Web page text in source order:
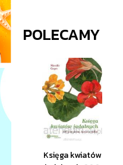
POLECAMY
Księga kwiatów